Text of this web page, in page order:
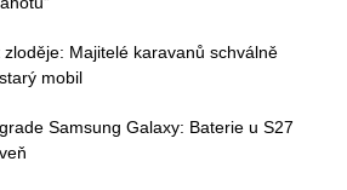
Majitelé karavanů schválně
mobil
Samsung Galaxy: Baterie u S27